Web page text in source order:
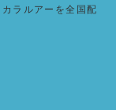
ラルアーを全国配